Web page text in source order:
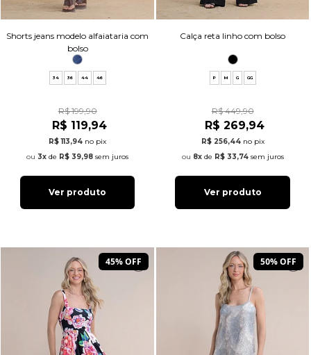
Shorts jeans modelo alfaiataria com
bolso
34 36 44 46
R$ 199,90
R$ 119,94
R$ 113,94 no pix
3x de R$ 39,98 sem juros
Ver produto
Calça reta linho com bolso
P M G GG
R$ 449,90
R$ 269,94
R$ 256,44 no pix
8xde R$ 33,74sem juros
Ver produto
45% OFF 50% OFF